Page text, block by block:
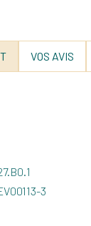
VOS AVIS
3